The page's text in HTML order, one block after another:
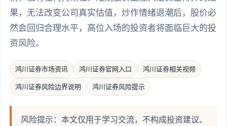
果，无法改变公司真实估值，炒作情绪退潮后，股价必
然会回归合理水平，高位入场的投资者将面临巨大的投
资风险。
鸿川证券市场资讯 鸿川证券官网入口 鸿川证券相关视频
鸿川证券风险边界说明 鸿川证券风险提示
风险提示：本文仅用于学习交流，不构成投资建议、